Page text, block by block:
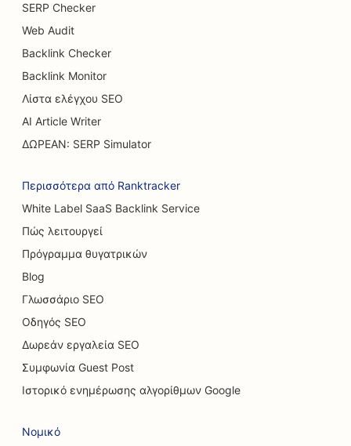
SEO για εστιατόρια με μπουφέ
SEO για φορτηγά Burger
SEO για καταστήματα κέικ
SEO για αντιπροσωπείες αυτοκινήτων
SEO για πλυντήρια αυτοκινήτων
SEO για καταστήματα χαλιών και δαπέδων
SEO για καφετέριες γάτας
SEO για χειροπρακτικούς
SEO για καφετέριες
SERP Checker
Web Audit
Backlink Checker
Backlink Monitor
Λίστα ελέγχου SEO
AI Article Writer
ΔΩΡΕΑΝ: SERP Simulator
Περισσότερα από Ranktracker
White Label SaaS Backlink Service
Πώς λειτουργεί
Πρόγραμμα θυγατρικών
Blog
Γλωσσάριο SEO
Οδηγός SEO
Δωρεάν εργαλεία SEO
Συμφωνία Guest Post
Ιστορικό ενημέρωσης αλγορίθμων Google
Νομικό